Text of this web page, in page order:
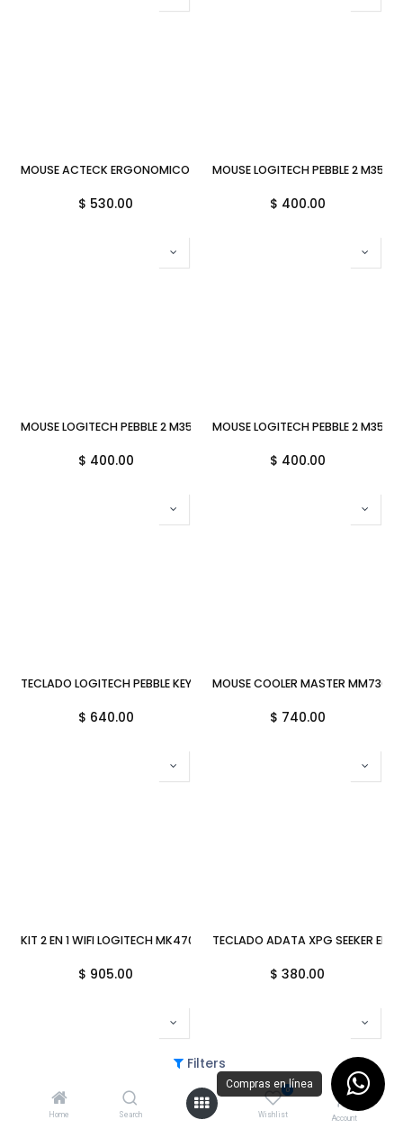
Filters
Home Search
0
Wishlist Account
MOUSE ACTECK ERGONOMICO VIRTUOS FITT PRO MI770 NEGRO
$ 530.00
MOUSE LOGITECH PEBBLE 2
$ 400.00
MOUSE LOGITECH PEBBLE 2 M350S BLANCO 910-007047 11M DE
$ 400.00
MOUSE LOGITECH PEBBLE 2
$ 400.00
TECLADO LOGITECH PEBBLE KEYS 2 K380S GRAPHITE ESPAÑOL 920-
$ 640.00
MOUSE COOLER MASTER MM730
$ 740.00
KIT 2 EN 1 WIFI LOGITECH MK470 GRAFITO ESP 920-009266 11M DE
$ 905.00
TECLADO ADATA XPG SEEKER
$ 380.00
Compras en línea